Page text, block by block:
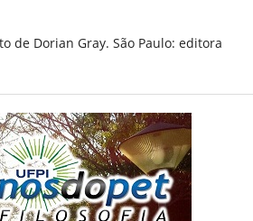
de Dorian Gray. São Paulo: editora